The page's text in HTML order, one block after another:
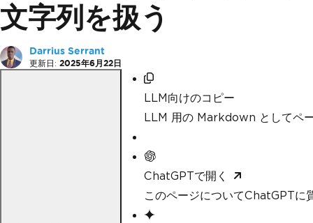
文字列を扱う
Darrius Serrant
更新日: 2025年6月22日
LLM向けのコピー
LLM 用の Markdown としてペ
ChatGPTで開く
このページについてChatGPTに